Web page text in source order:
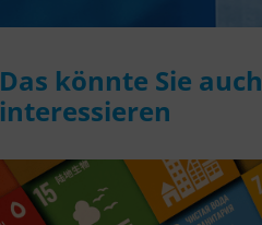
Das könnte Sie auch
interessieren